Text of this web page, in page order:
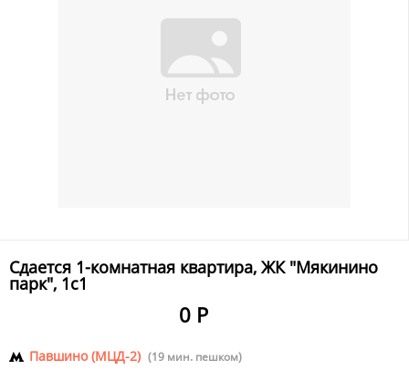
Сдается 1-комнатная квартира, ЖК "Мякинино
парк", 1с1
0 Р
Павшино (МЦД-2) (19 мин. пешком)